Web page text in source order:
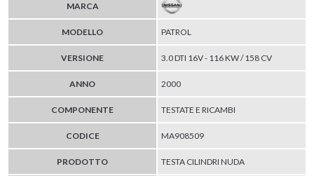
MARCA
MODELLO PATROL
VERSIONE 3.0 DTI 16V - 116 KW / 158 CV
ANNO 2000
COMPONENTE TESTATE E RICAMBI
CODICE MA908509
PRODOTTO TESTA CILINDRI NUDA